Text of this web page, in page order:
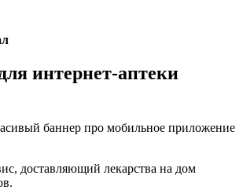
интернет-аптеки
баннер про мобильное приложение
доставляющий лекарства на дом